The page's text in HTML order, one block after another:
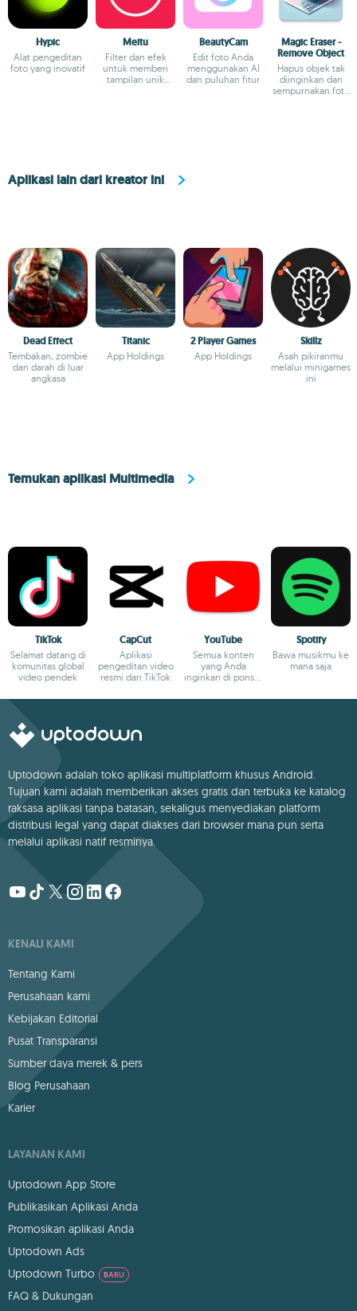
Hypic
Alat pengeditan
foto yang inovatif
Meitu
Filter dan efek
untuk memberi
tampilan unik
BeautyCam
Edit foto Anda
menggunakan AI
dan puluhan fitur
Magic Eraser -
Remove Object
Hapus objek tak
diinginkan dan
sempurnakan foto
Aplikasi lain dari kreator ini
Dead Effect
Tembakan, zombie
dan darah di luar
angkasa
Titanic
App Holdings
2 Player Games
App Holdings
Skillz
Asah pikiranmu
melalui minigames
ini
Temukan aplikasi Multimedia
TikTok
Selamat datang di
komunitas global
video pendek
CapCut
Aplikasi
pengeditan video
resmi dari TikTok
YouTube
Semua konten
yang Anda
inginkan di ponsel
Spotify
Bawa musikmu ke
mana saja
Uptodown adalah toko aplikasi multiplatform khusus Android.
Tujuan kami adalah memberikan akses gratis dan terbuka ke katalog
raksasa aplikasi tanpa batasan, sekaligus menyediakan platform
distribusi legal yang dapat diakses dari browser mana pun serta
melalui aplikasi natif resminya.
KENALI KAMI
Tentang Kami
Perusahaan kami
Kebijakan Editorial
Pusat Transparansi
Sumber daya merek & pers
Blog Perusahaan
Karier
LAYANAN KAMI
Uptodown App Store
Publikasikan Aplikasi Anda
Promosikan aplikasi Anda
Uptodown Ads
Uptodown Turbo
BARU
FAQ & Dukungan